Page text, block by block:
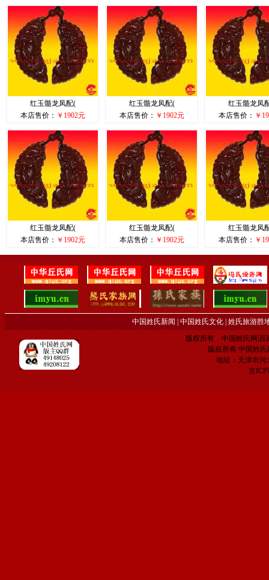
红玉髓龙凤配(
本店售价： ￥1902元
红玉髓龙凤配(
本店售价： ￥1902元
红玉髓龙凤
本店售价： ￥
红玉髓龙凤配(
本店售价： ￥1902元
红玉髓龙凤配(
本店售价： ￥1902元
红玉髓龙凤
本店售价： ￥
中国姓氏新闻|中国姓氏文化|姓氏旅游胜
版权所有 中国姓氏网|百
版权所有 中国姓氏
地址：天津市河
京ICP